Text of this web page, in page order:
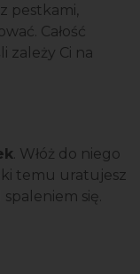
pestkami,
Całość
zależy Ci na
. Włóż do niego
temu uratujesz
się.